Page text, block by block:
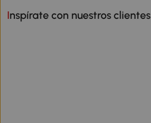
Inspírate con nuestros clientes